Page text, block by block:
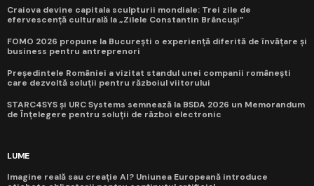
Craiova devine capitala sculpturii mondiale: Trei zile de
efervescență culturală la „Zilele Constantin Brâncuși”
FOMO 2026 propune la București o experiență diferită de învățare și
business pentru antreprenori
Președintele României a vizitat standul unei companii românești
care dezvoltă soluții pentru războiul viitorului
STARC4SYS și URC Systems semnează la BSDA 2026 un Memorandum
de Înțelegere pentru soluții de război electronic
LUME
Imagine reală sau creație AI? Uniunea Europeană introduce